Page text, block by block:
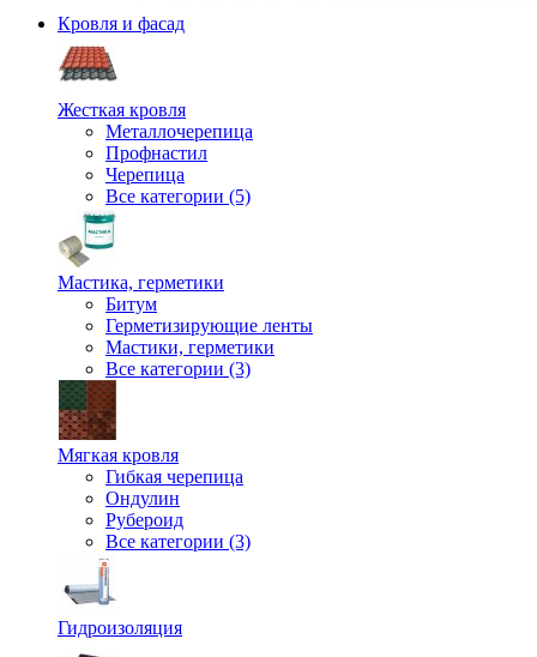
Кровля и фасад
Жесткая кровля
Металлочерепица
Профнастил
Черепица
Все категории (5)
Мастика, герметики
Битум
Герметизирующие ленты
Мастики, герметики
Все категории (3)
Мягкая кровля
Гибкая черепица
Ондулин
Рубероид
Все категории (3)
Гидроизоляция